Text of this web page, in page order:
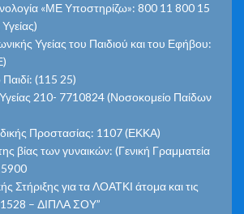
«ΜΕ Υποστηρίζω»: 800 11 800 15
Υγείας του Παιδιού και του Εφήβου:
(115 25)
210- 7710824 (Νοσοκομείο Παίδων
Προστασίας: 1107 (ΕΚΚΑ)
βίας των γυναικών: (Γενική Γραμματεία
Στήριξης για τα ΛΟΑΤΚΙ άτομα και τις
– ΔΙΠΛΑ ΣΟΥ”